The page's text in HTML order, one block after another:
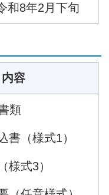
和8年2月下旬
内容
類
（様式1）
様式3）